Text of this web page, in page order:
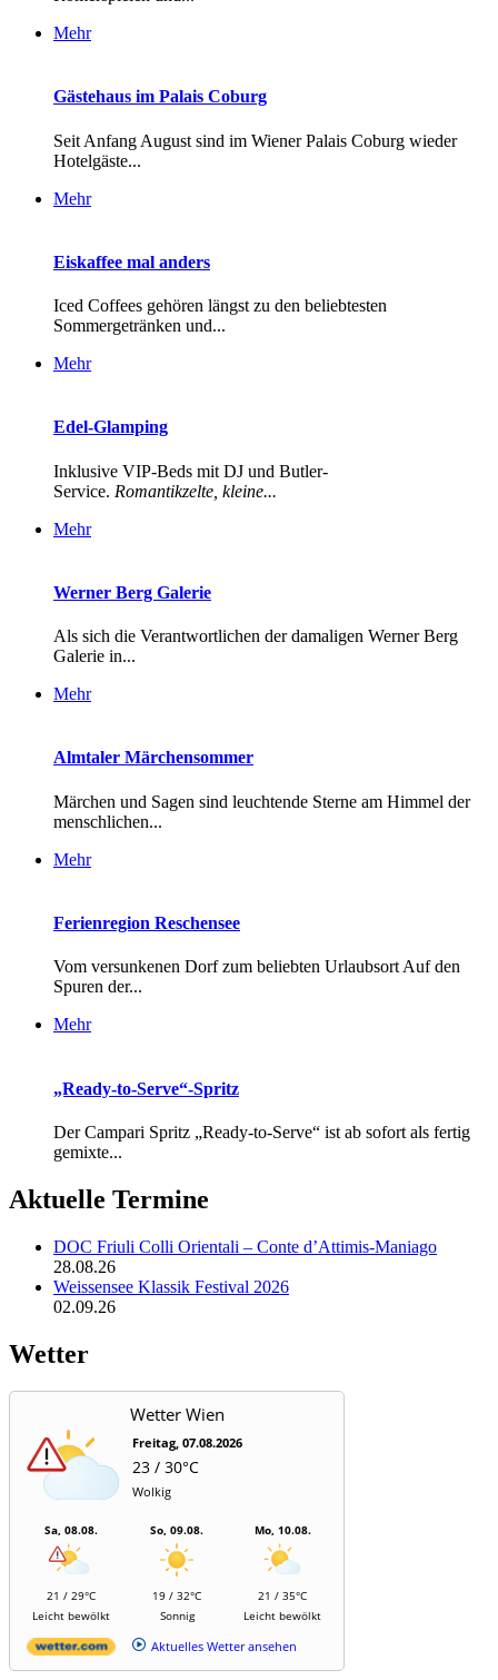
Mehr
Gästehaus im Palais Coburg
Seit Anfang August sind im Wiener Palais Coburg wieder
Hotelgäste...
Mehr
Eiskaffee mal anders
Iced Coffees gehören längst zu den beliebtesten
Sommergetränken und...
Mehr
Edel-Glamping
Inklusive VIP-Beds mit DJ und Butler-
Service. Romantikzelte, kleine...
Mehr
Werner Berg Galerie
Als sich die Verantwortlichen der damaligen Werner Berg
Galerie in...
Mehr
Almtaler Märchensommer
Märchen und Sagen sind leuchtende Sterne am Himmel der
menschlichen...
Mehr
Ferienregion Reschensee
Vom versunkenen Dorf zum beliebten Urlaubsort Auf den
Spuren der...
Mehr
„Ready-to-Serve“-Spritz
Der Campari Spritz „Ready-to-Serve“ ist ab sofort als fertig
gemixte...
Aktuelle Termine
DOC Friuli Colli Orientali – Conte d’Attimis-Maniago
28.08.26
Weissensee Klassik Festival 2026
02.09.26
Wetter
Wetter Wien
Freitag, 07.08.2026
23 / 30°C
Wolkig
Sa, 08.08.
21 / 29°C
Leicht bewölkt
So, 09.08.
19 / 32°C
Sonnig
Mo, 10.08.
21 / 35°C
Leicht bewölkt
Aktuelles Wetter ansehen